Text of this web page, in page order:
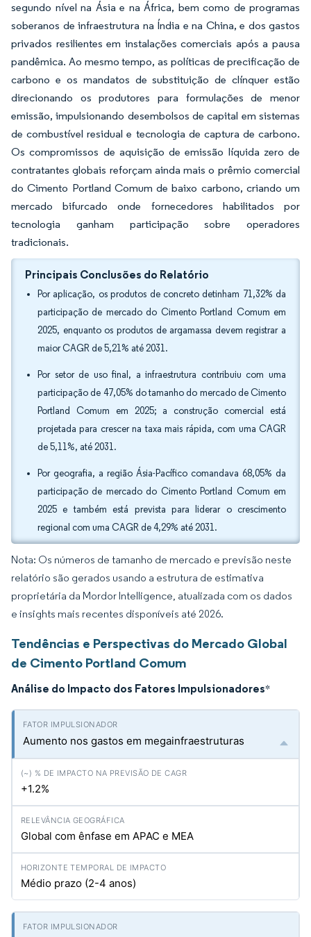
segundo nível na Ásia e na África, bem como de programas
soberanos de infraestrutura na Índia e na China, e dos gastos
privados resilientes em instalações comerciais após a pausa
pandêmica. Ao mesmo tempo, as políticas de precificação de
carbono e os mandatos de substituição de clínquer estão
direcionando os produtores para formulações de menor
emissão, impulsionando desembolsos de capital em sistemas
de combustível residual e tecnologia de captura de carbono.
Os compromissos de aquisição de emissão líquida zero de
contratantes globais reforçam ainda mais o prêmio comercial
do Cimento Portland Comum de baixo carbono, criando um
mercado bifurcado onde fornecedores habilitados por
tecnologia ganham participação sobre operadores
tradicionais.
Principais Conclusões do Relatório
Por aplicação, os produtos de concreto detinham 71,32% da
participação de mercado do Cimento Portland Comum em
2025, enquanto os produtos de argamassa devem registrar a
maior CAGR de 5,21% até 2031.
Por setor de uso final, a infraestrutura contribuiu com uma
participação de 47,05% do tamanho do mercado de Cimento
Portland Comum em 2025; a construção comercial está
projetada para crescer na taxa mais rápida, com uma CAGR
de 5,11%, até 2031.
Por geografia, a região Ásia-Pacífico comandava 68,05% da
participação de mercado do Cimento Portland Comum em
2025 e também está prevista para liderar o crescimento
regional com uma CAGR de 4,29% até 2031.
Nota: Os números de tamanho de mercado e previsão neste
relatório são gerados usando a estrutura de estimativa
proprietária da Mordor Intelligence, atualizada com os dados
e insights mais recentes disponíveis até 2026.
Tendências e Perspectivas do Mercado Global
de Cimento Portland Comum
Análise do Impacto dos Fatores Impulsionadores*
Aumento nos gastos em megainfraestruturas
+1.2%
Global com ênfase em APAC e MEA
Médio prazo (2-4 anos)